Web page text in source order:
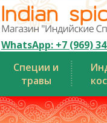
WhatsApp: +7 (969)
Специи и
травы